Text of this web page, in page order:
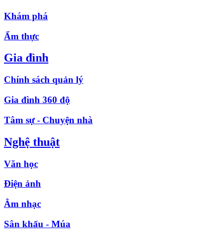
Khám phá
Ẩm thực
Gia đình
Chính sách quản lý
Gia đình 360 độ
Tâm sự - Chuyện nhà
Nghệ thuật
Văn học
Điện ảnh
Âm nhạc
Sân khấu - Múa